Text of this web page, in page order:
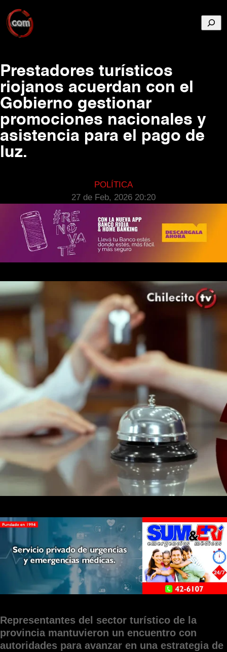
Prestadores turísticos
riojanos acuerdan con el
Gobierno gestionar
promociones nacionales y
asistencia para el pago de
luz.
POLÍTICA
27 de Feb, 2026 20:20
Representantes del sector turístico de la
provincia mantuvieron un encuentro con
autoridades para avanzar en una estrategia de